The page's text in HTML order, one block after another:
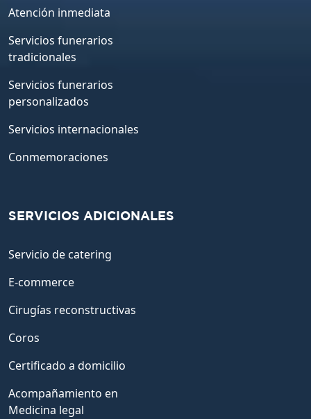
Atención inmediata
Servicios funerarios
tradicionales
Servicios funerarios
personalizados
Servicios internacionales
Conmemoraciones
SERVICIOS ADICIONALES
Servicio de catering
E-commerce
Cirugías reconstructivas
Coros
Certificado a domicilio
Acompañamiento en
Medicina legal